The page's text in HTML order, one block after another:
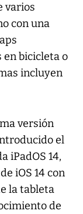
varios
con una
en bicicleta o
incluyen
versión
el
iPadOS 14,
iOS 14 con
la tableta
de